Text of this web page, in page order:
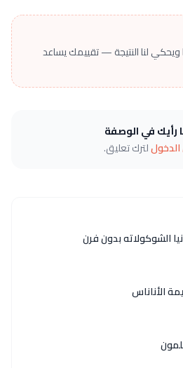
لنا النتيجة — تقييمك يساعد
رأيك في الوصفة
لترك تعليق.
الشوكولاته بدون فرن
الأناناس